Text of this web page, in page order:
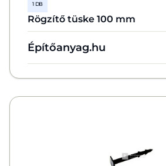
1 DB
Rögzítő tüske 100 mm
Építőanyag.hu